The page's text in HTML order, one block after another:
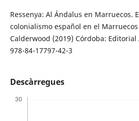
Ressenya: Al Ándalus en Marruecos.
colonialismo español en el
Calderwood (2019) Córdoba: Editorial
978-84-17797-42-3
Descàrregues